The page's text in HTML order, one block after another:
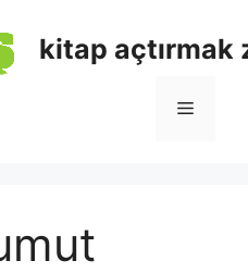
kitap açtırmak